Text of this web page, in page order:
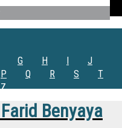
G H I
J
P Q R S
T
Z
Farid Benyaya